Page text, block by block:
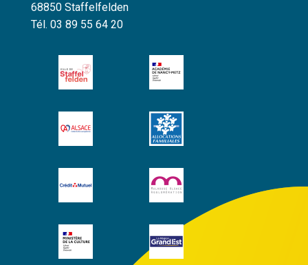
68850 Staffelfelden
Tél. 03 89 55 64 20